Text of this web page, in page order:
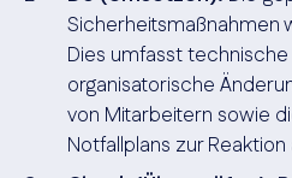
Sicherheitsmaßnahmen
Dies umfasst
organisatorische
von Mitarbeitern sowie
Notfallplans zur